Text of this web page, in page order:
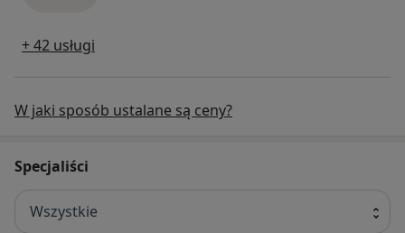
+ 42 usługi
W jaki sposób ustalane są ceny?
Specjaliści
Wszystkie